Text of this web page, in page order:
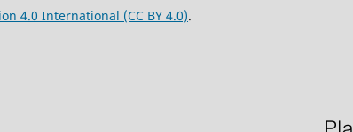
4.0 International (CC BY 4.0).